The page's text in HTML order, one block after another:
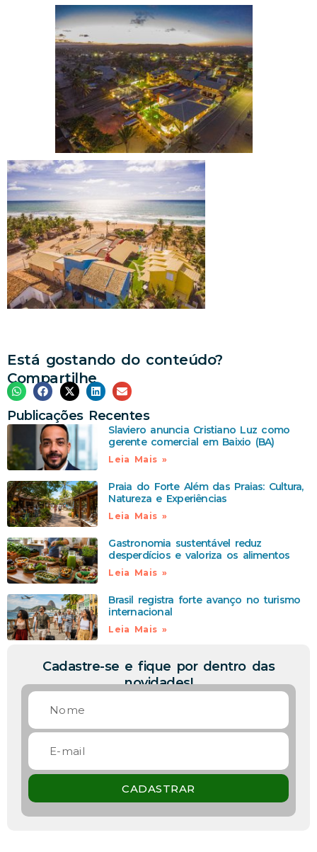
Está gostando do conteúdo?
Compartilhe
Publicações Recentes
Slaviero anuncia Cristiano Luz como
gerente comercial em Baixio (BA)
Leia Mais »
Praia do Forte Além das Praias: Cultura,
Natureza e Experiências
Leia Mais »
Gastronomia sustentável reduz
desperdícios e valoriza os alimentos
Leia Mais »
Brasil registra forte avanço no turismo
internacional
Leia Mais »
Cadastre-se e fique por dentro das
novidades!
CADASTRAR